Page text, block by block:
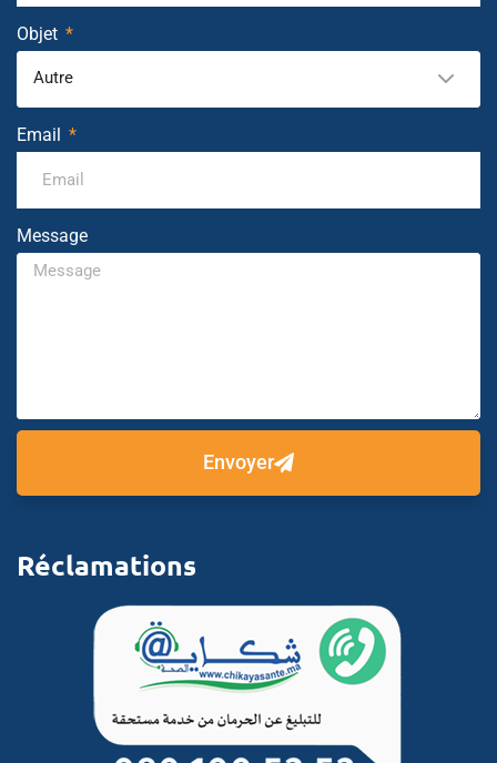
Objet
Autre
Email
Message
Envoyer
Réclamations